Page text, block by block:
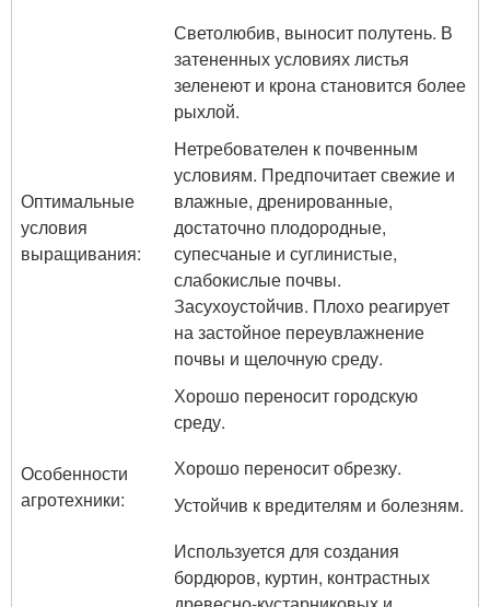
Оптимальные
условия
выращивания:
Светолюбив, выносит полутень. В
затененных условиях листья
зеленеют и крона становится более
рыхлой.
Нетребователен к почвенным
условиям. Предпочитает свежие и
влажные, дренированные,
достаточно плодородные,
супесчаные и суглинистые,
слабокислые почвы.
Засухоустойчив. Плохо реагирует
на застойное переувлажнение
почвы и щелочную среду.
Хорошо переносит городскую
среду.
Особенности
агротехники:
Хорошо переносит обрезку.
Устойчив к вредителям и болезням.
Используется для создания
бордюров, куртин, контрастных